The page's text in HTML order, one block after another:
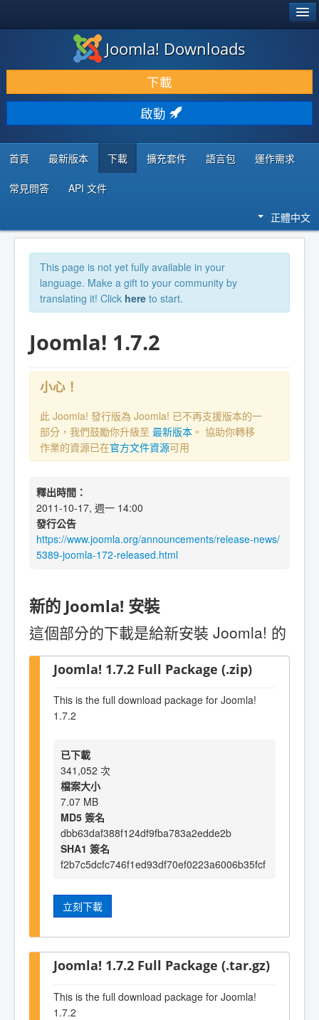
下載 & 擴充
發現 & 學習
社群 & 支援
程式者資源
Joomla! Downloads
下載
啟動
首頁 最新版本 下載 擴充套件 語言包 運作需求
常見問答 API 文件
正體中文
This page is not yet fully available in your
language. Make a gift to your community by
translating it! Click here to start.
Joomla! 1.7.2
小心！
此 Joomla! 發行版為 Joomla! 已不再支援版本的一
部分，我們鼓勵你升級至 最新版本 。 協助你轉移
作業的資源已在官方文件資源可用
釋出時間：
2011-10-17, 週一 14:00
發行公告
https://www.joomla.org/announcements/release-news/
5389-joomla-172-released.html
新的 Joomla! 安裝
這個部分的下載是給新安裝 Joomla! 的
Joomla! 1.7.2 Full Package (.zip)
This is the full download package for Joomla!
1.7.2
已下載
341,052 次
檔案大小
7.07 MB
MD5 簽名
dbb63daf388f124df9fba783a2edde2b
SHA1 簽名
f2b7c5dcfc746f1ed93df70ef0223a6006b35fcf
立刻下載
Joomla! 1.7.2 Full Package (.tar.gz)
This is the full download package for Joomla!
1.7.2